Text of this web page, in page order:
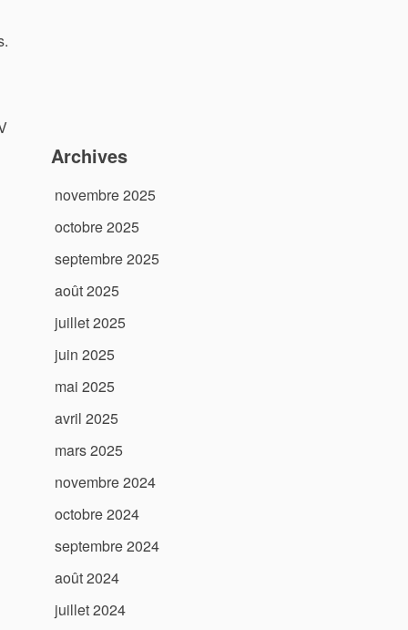
Archives
novembre 2025
octobre 2025
septembre 2025
août 2025
juillet 2025
juin 2025
mai 2025
avril 2025
mars 2025
novembre 2024
octobre 2024
septembre 2024
août 2024
juillet 2024